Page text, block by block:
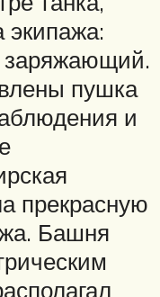
экипажа:
заряжающий.
пушка
и
прекрасную
Башня